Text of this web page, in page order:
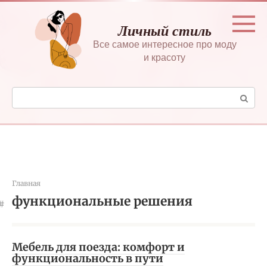
Перейти
контенту
Личный стиль
Все самое интересное про моду
и красоту
Поиск:
Главная
функциональные решения
Мебель для поезда: комфорт и
функциональность в пути